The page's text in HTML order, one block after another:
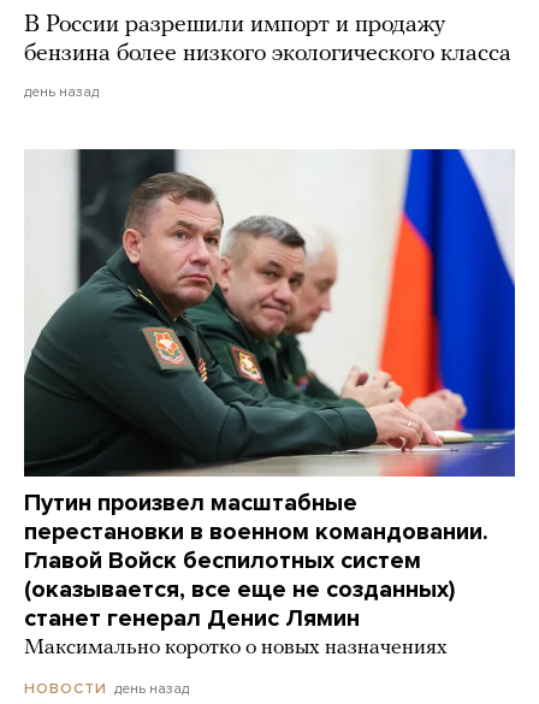
В России разрешили импорт и продажу
бензина более низкого экологического класса
день назад
Путин произвел масштабные
перестановки в военном командовании.
Главой Войск беспилотных систем
(оказывается, все еще не созданных)
станет генерал Денис Лямин
Максимально коротко о новых назначениях
НОВОСТИ день назад